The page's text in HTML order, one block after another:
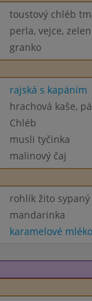
toustový chléb
perla, vejce,
granko
rajská s kapáním
hrachová kaše,
Chléb
musli tyčinka
malinový čaj
rohlík žito sypaný
mandarinka
karamelové mléko